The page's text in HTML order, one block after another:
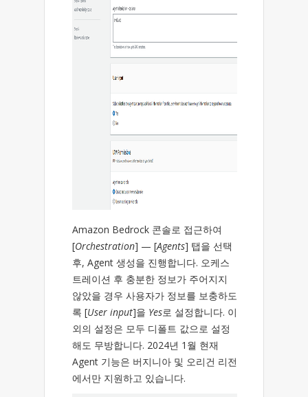
Amazon Bedrock 콘솔로 접근하여
[Orchestration] — [Agents] 탭을 선택
후, Agent 생성을 진행합니다. 오케스
트레이션 후 충분한 정보가 주어지지
않았을 경우 사용자가 정보를 보충하도
록 [User input]을 Yes로 설정합니다. 이
외의 설정은 모두 디폴트 값으로 설정
해도 무방합니다. 2024년 1월 현재
Agent 기능은 버지니아 및 오리건 리전
에서만 지원하고 있습니다.